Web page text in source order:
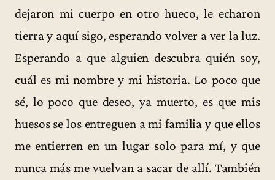
dejaron mi cuerpo en otro hueco, le echaron
tierra y aquí sigo, esperando volver a ver la luz.
Esperando a que alguien descubra quién soy,
cuál es mi nombre y mi historia. Lo poco que
sé, lo poco que deseo, ya muerto, es que mis
huesos se los entreguen a mi familia y que ellos
me entierren en un lugar solo para mí, y que
nunca más me vuelvan a sacar de allí. También